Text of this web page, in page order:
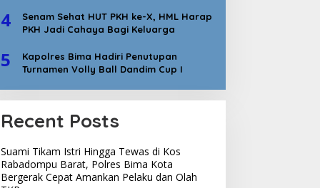
4
Senam Sehat HUT PKH ke-X, HML Harap
PKH Jadi Cahaya Bagi Keluarga
5
Kapolres Bima Hadiri Penutupan
Turnamen Volly Ball Dandim Cup I
Recent Posts
Suami Tikam Istri Hingga Tewas di Kos
Rabadompu Barat, Polres Bima Kota
Bergerak Cepat Amankan Pelaku dan Olah